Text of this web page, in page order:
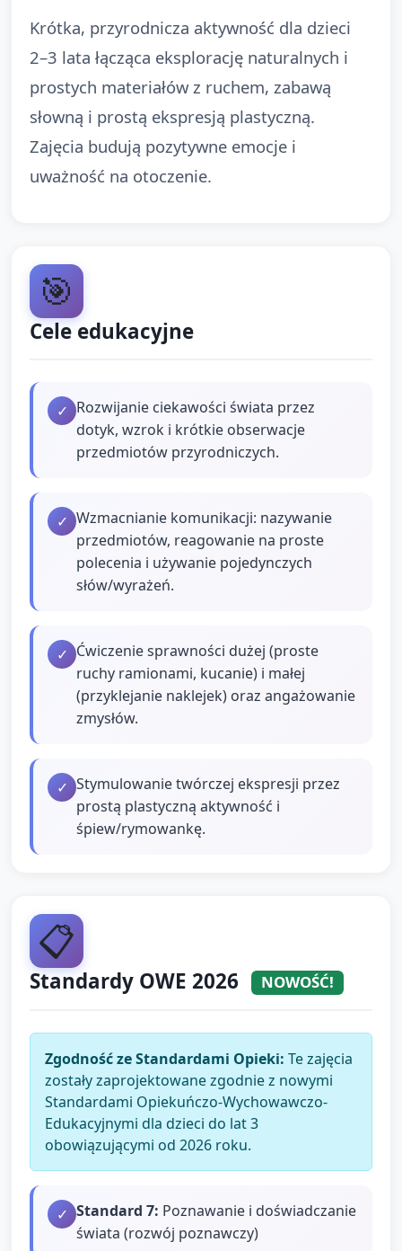
Krótka, przyrodnicza aktywność dla dzieci
2–3 lata łącząca eksplorację naturalnych i
prostych materiałów z ruchem, zabawą
słowną i prostą ekspresją plastyczną.
Zajęcia budują pozytywne emocje i
uważność na otoczenie.
🎯
Cele edukacyjne
✓ Rozwijanie ciekawości świata przez
dotyk, wzrok i krótkie obserwacje
przedmiotów przyrodniczych.
✓ Wzmacnianie komunikacji: nazywanie
przedmiotów, reagowanie na proste
polecenia i używanie pojedynczych
słów/wyrażeń.
✓ Ćwiczenie sprawności dużej (proste
ruchy ramionami, kucanie) i małej
(przyklejanie naklejek) oraz angażowanie
zmysłów.
✓ Stymulowanie twórczej ekspresji przez
prostą plastyczną aktywność i
śpiew/rymowankę.
📋
Standardy OWE 2026 NOWOŚĆ!
Zgodność ze Standardami Opieki: Te zajęcia
zostały zaprojektowane zgodnie z nowymi
Standardami Opiekuńczo-Wychowawczo-
Edukacyjnymi dla dzieci do lat 3
obowiązującymi od 2026 roku.
✓ Standard 7: Poznawanie i doświadczanie
świata (rozwój poznawczy)